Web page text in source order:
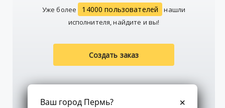
Уже более 14000 пользователей
нашли
исполнителя, найдите и вы!
Создать заказ
Ваш город Пермь?